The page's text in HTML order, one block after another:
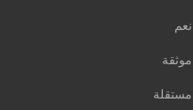
نعم
موثقة
مستقلة